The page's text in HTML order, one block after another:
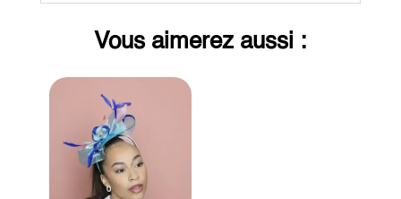
Vous aimerez aussi :